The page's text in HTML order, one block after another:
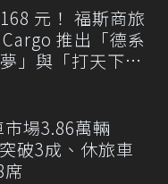
元！ 福斯商旅
推出「德系
」與「打天下」
場3.86萬輛
破3成、休旅車
席